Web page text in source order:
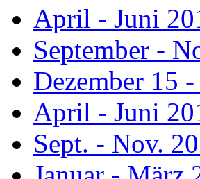
April - Juni
September -
Dezember 15
April - Juni
Sept. - Nov.